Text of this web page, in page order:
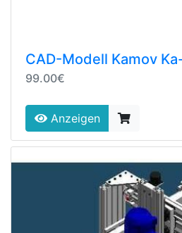
CAD-Modell Kamov
99.00€
Anzeigen